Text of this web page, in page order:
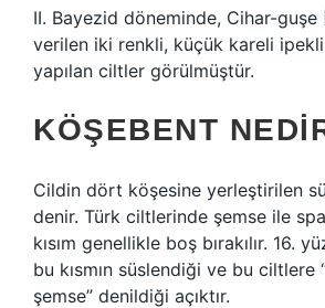
II. Bayezid döneminde, Cihar-guşe
verilen iki renkli, küçük kareli
yapılan ciltler görülmüştür.
KÖŞEBENT
Cildin dört köşesine yerleştirilen
denir. Türk ciltlerinde şemse ile
kısım genellikle boş bırakılır. 16.
bu kısmın süslendiği ve bu ciltlere
şemse” denildiği açıktır.